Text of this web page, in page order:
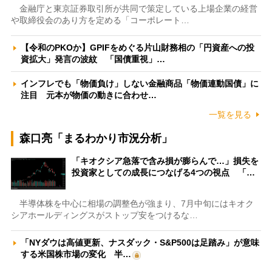
金融庁と東京証券取引所が共同で策定している上場企業の経営
や取締役会のあり方を定める「コーポレート…
【令和のPKOか】GPIFをめぐる片山財務相の「円資産への投
資拡大」発言の波紋 「国債重視」…
インフレでも「物価負け」しない金融商品「物価連動国債」に
注目 元本が物価の動きに合わせ…
一覧を見る
森口亮「まるわかり市況分析」
「キオクシア急落で含み損が膨らんで…」損失を
投資家としての成長につなげる4つの視点 「…
半導体株を中心に相場の調整色が強まり、7月中旬にはキオク
シアホールディングスがストップ安をつけるな…
「NYダウは高値更新、ナスダック・S&P500は足踏み」が意味
する米国株市場の変化 半…